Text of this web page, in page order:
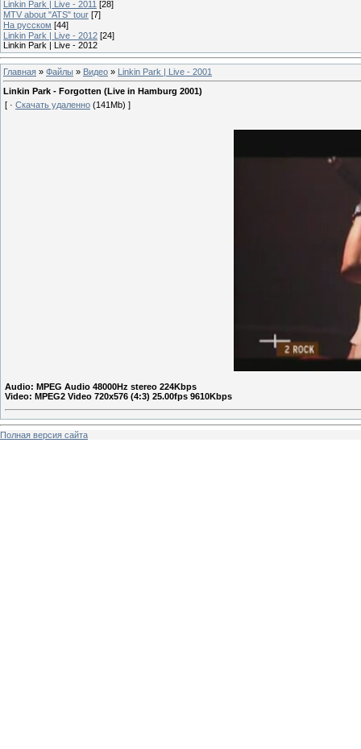
Linkin Park | Live - 2011 [28]
MTV about "ATS" tour [7]
На русском [44]
Linkin Park | Live - 2012 [24]
Linkin Park | Live - 2012
Главная » Файлы » Видео » Linkin Park | Live - 2001
Linkin Park - Forgotten (Live in Hamburg 2001)
[ · Скачать удаленно (141Mb) ]
Audio: MPEG Audio 48000Hz stereo 224Kbps
Video: MPEG2 Video 720x576 (4:3) 25.00fps 9610Kbps
Полная версия сайта